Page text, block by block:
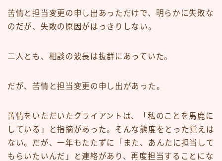
苦情と担当変更の申し出あっただけで、明らかに失敗な
のだが、失敗の原因がはっきりしない。
二人とも、相談の波長は抜群にあっていた。
だが、苦情と担当変更の申し出があった。
苦情をいただいたクライアントは、「私のことを馬鹿に
している」と指摘があった。そんな態度をとった覚えは
ない。だが、一年もたたずに「また、あんたに担当して
もらいたいんだ」と連絡があり、再度担当することにな